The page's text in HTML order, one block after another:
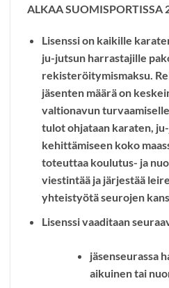
ALKAA SUOMISPORTISSA
Lisenssi on kaikille
ju-jutsun harrastajille
rekisteröitymismaksu.
jäsenten määrä on
valtionavun
tulot ohjataan karaten,
kehittämiseen koko
toteuttaa koulutus- ja
viestintää ja järjestää
yhteistyötä seurojen
Lisenssi vaaditaan
jäsenseurassa
aikuinen tai